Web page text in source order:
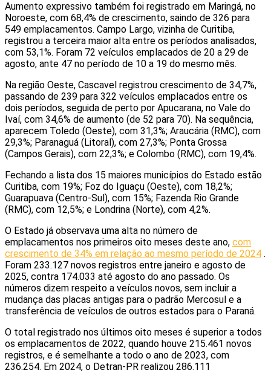
Aumento expressivo também foi registrado em Maringá, no
Noroeste, com 68,4% de crescimento, saindo de 326 para
549 emplacamentos. Campo Largo, vizinha de Curitiba,
registrou a terceira maior alta entre os períodos analisados,
com 53,1%. Foram 72 veículos emplacados de 20 a 29 de
agosto, ante 47 no período de 10 a 19 do mesmo mês.
Na região Oeste, Cascavel registrou crescimento de 34,7%,
passando de 239 para 322 veículos emplacados entre os
dois períodos, seguida de perto por Apucarana, no Vale do
Ivaí, com 34,6% de aumento (de 52 para 70). Na sequência,
aparecem Toledo (Oeste), com 31,3%; Araucária (RMC), com
29,3%; Paranaguá (Litoral), com 27,3%; Ponta Grossa
(Campos Gerais), com 22,3%; e Colombo (RMC), com 19,4%.
Fechando a lista dos 15 maiores municípios do Estado estão
Curitiba, com 19%; Foz do Iguaçu (Oeste), com 18,2%;
Guarapuava (Centro-Sul), com 15%; Fazenda Rio Grande
(RMC), com 12,5%; e Londrina (Norte), com 4,2%.
O Estado já observava uma alta no número de
emplacamentos nos primeiros oito meses deste ano, com
crescimento de 34% em relação ao mesmo período de 2024 .
Foram 233.127 novos registros entre janeiro e agosto de
2025, contra 174.033 até agosto do ano passado. Os
números dizem respeito a veículos novos, sem incluir a
mudança das placas antigas para o padrão Mercosul e a
transferência de veículos de outros estados para o Paraná.
O total registrado nos últimos oito meses é superior a todos
os emplacamentos de 2022, quando houve 215.461 novos
registros, e é semelhante a todo o ano de 2023, com
236.254. Em 2024, o Detran-PR realizou 286.111